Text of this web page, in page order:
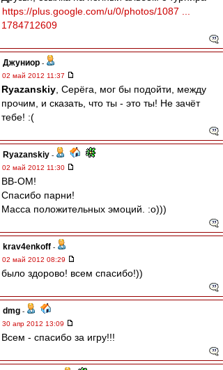
https://plus.google.com/u/0/photos/1087 ...
1784712609
Джуниор -
02 май 2012 11:37
Ryazanskiy , Серёга, мог бы подойти, между
прочим, и сказать, что ты - это ты! Не зачёт
тебе! :(
Ryazanskiy -
02 май 2012 11:30
ВВ-ОМ!
Спасибо парни!
Масса положительных эмоций. :о)))
krav4enkoff -
02 май 2012 08:29
было здорово! всем спасибо!))
dmg -
30 апр 2012 13:09
Всем - спасибо за игру!!!